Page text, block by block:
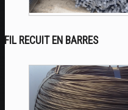
FIL RECUIT EN BARRES